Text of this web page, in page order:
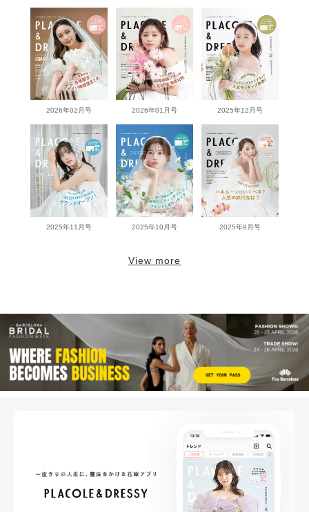
2026年02月号 2026年01月号 2025年12月号
2025年11月号 2025年10月号 2025年9月号
View more